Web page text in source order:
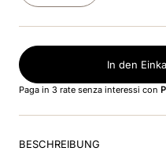
7.helm
8.glänzend
In den
Paga in 3 rate senza interessi con
BESCHREIBUNG